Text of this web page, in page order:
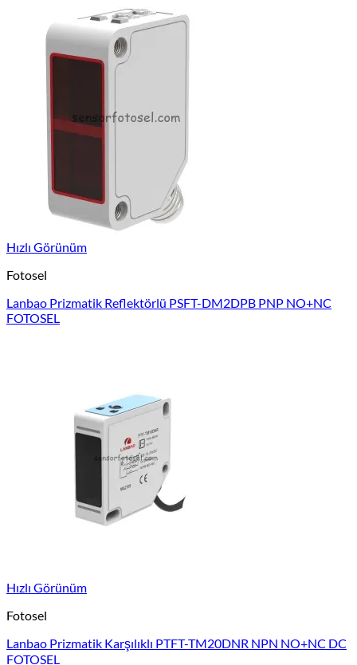
Hızlı Görünüm
Fotosel
Lanbao Prizmatik Reflektörlü PSFT-DM2DPB PNP NO+NC
FOTOSEL
Hızlı Görünüm
Fotosel
Lanbao Prizmatik Karşılıklı PTFT-TM20DNR NPN NO+NC DC
FOTOSEL